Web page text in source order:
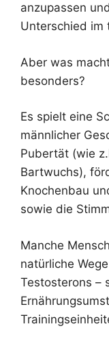
anzupassen
Unterschied im
Aber was
besonders?
Es spielt eine
männlicher
Pubertät (wie
Bartwuchs),
Knochenbau
sowie die
Manche
natürliche
Testosterons –